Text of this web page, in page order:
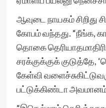
ஆவுடை நாயகம் சிறிது
கோபம் வந்தது. “நீங்க,
தொகை தெரியாதமாதிரி
சரக்குக்குக் குடுத்தே,
கேள்வி
பட்டுக்கிண்டா அவமானம்